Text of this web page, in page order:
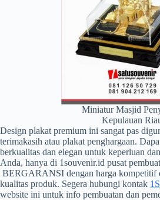
Miniatur Masjid
Kepulauan
Design plakat premium ini sangat pas
terimakasih atau plakat penghargaan.
berkualitas dan elegan untuk keperluan
Anda, hanya di 1souvenir.id pusat
BERGARANSI dengan harga kompetitif
kualitas produk. Segera hubungi kontak
website ini untuk info pembuatan dan